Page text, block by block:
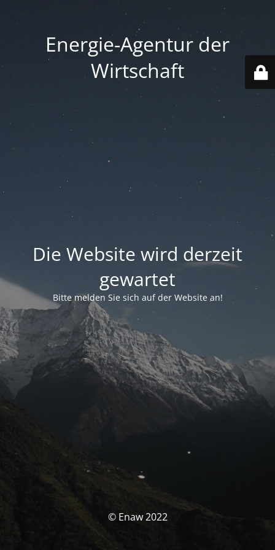
Energie-Agentur der
Wirtschaft
Die Website wird derzeit
gewartet
Bitte melden Sie sich auf der Website an!
© Enaw 2022